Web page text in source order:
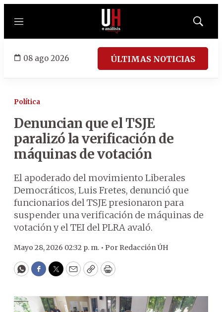
Menú
Mostrar
08 ago 2026 ÚLTIMAS NOTICIAS
Política
Denuncian que el TSJE
paralizó la verificación de
máquinas de votación
El apoderado del movimiento Liberales
Democráticos, Luis Fretes, denunció que
funcionarios del TSJE presionaron para
suspender una verificación de máquinas de
votación y el TEI del PLRA avaló.
Mayo 28, 2026 02:32 p. m. • Por Redacción ÚH
WhatsApp
Facebook
Twitter
EmailCopyPrint